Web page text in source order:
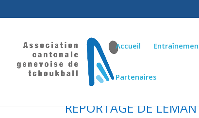
Accueil
Partenaires
REPORTAGE DE